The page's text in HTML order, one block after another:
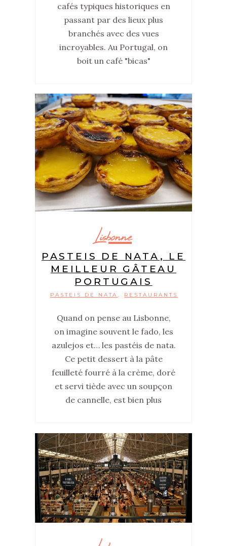
cafés typiques historiques en
passant par des lieux plus
branchés avec des vues
incroyables. Au Portugal, on
boit un café "bicas"
Lisbonne
PASTEIS DE NATA, LE
MEILLEUR GÂTEAU
PORTUGAIS
PASTEIS DE NATA RESTAURANTS
Quand on pense au Lisbonne,
on imagine souvent le fado, les
azulejos et… les pastéis de nata.
Ce petit dessert à la pâte
feuilleté fourré à la crème, doré
et servi tiède avec un soupçon
de cannelle, est bien plus